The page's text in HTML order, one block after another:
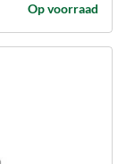
Op voorraad